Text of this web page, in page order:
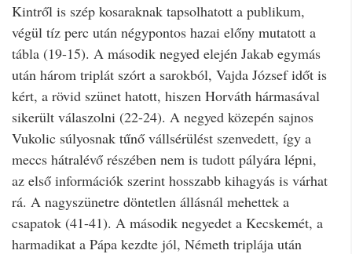
Kintről is szép kosaraknak tapsolhatott a publikum,
végül tíz perc után négypontos hazai előny mutatott a
tábla (19-15). A második negyed elején Jakab egymás
után három triplát szórt a sarokból, Vajda József időt is
kért, a rövid szünet hatott, hiszen Horváth hármasával
sikerült válaszolni (22-24). A negyed közepén sajnos
Vukolic súlyosnak tűnő vállsérülést szenvedett, így a
meccs hátralévő részében nem is tudott pályára lépni,
az első információk szerint hosszabb kihagyás is várhat
rá. A nagyszünetre döntetlen állásnál mehettek a
csapatok (41-41). A második negyedet a Kecskemét, a
harmadikat a Pápa kezdte jól, Németh triplája után